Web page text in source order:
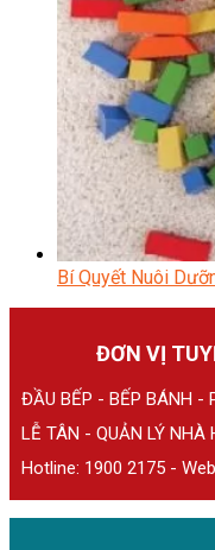
Bí Quyết Nuôi
ĐƠN VỊ
ĐẦU BẾP - BẾP BÁNH -
LỄ TÂN - QUẢN LÝ NHÀ
Hotline: 1900 2175 -